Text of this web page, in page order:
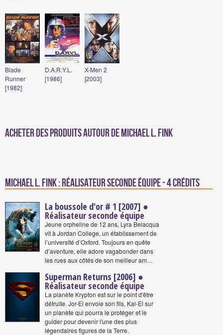
Blade
Runner
[1982]
D.A.R.Y.L.
[1986]
X-Men 2
[2003]
Acheter des produits autour de Michael L. Fink
Michael L. Fink : Réalisateur seconde équipe - 4 crédits
La boussole d'or # 1 [2007] ●
Réalisateur seconde équipe
Jeune orpheline de 12 ans, Lyra Belacqua
vit à Jordan College, un établissement de
l’université d’Oxford. Toujours en quête
d’aventure, elle adore vagabonder dans
les rues aux côtés de son meilleur am…
Superman Returns [2006] ●
Réalisateur seconde équipe
La planète Krypton est sur le point d'être
détruite. Jor-El envoie son fils, Kal-El sur
un planète qui pourra le protéger et le
guider pour devenir l'une des plus
légendaires figures de la Terre.